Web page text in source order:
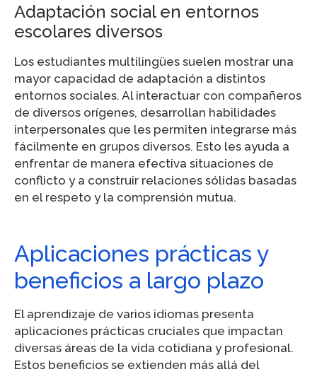
Adaptación social en entornos
escolares diversos
Los estudiantes multilingües suelen mostrar una
mayor capacidad de adaptación a distintos
entornos sociales. Al interactuar con compañeros
de diversos orígenes, desarrollan habilidades
interpersonales que les permiten integrarse más
fácilmente en grupos diversos. Esto les ayuda a
enfrentar de manera efectiva situaciones de
conflicto y a construir relaciones sólidas basadas
en el respeto y la comprensión mutua.
Aplicaciones prácticas y
beneficios a largo plazo
El aprendizaje de varios idiomas presenta
aplicaciones prácticas cruciales que impactan
diversas áreas de la vida cotidiana y profesional.
Estos beneficios se extienden más allá del